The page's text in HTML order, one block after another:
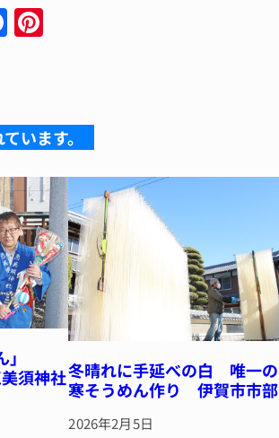
F
a
b
o
o
k
st
います。
」
須神社冬晴れに手延べの白 唯一の
寒そうめん作り 伊賀市市部
2026年2月5日